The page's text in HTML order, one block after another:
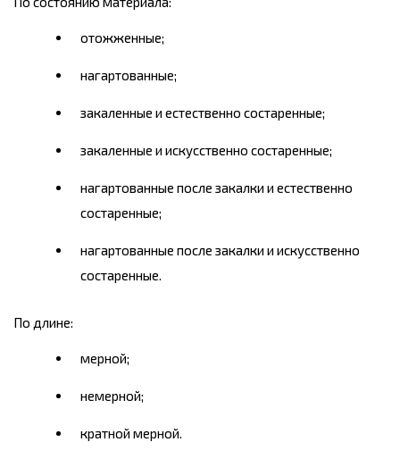
отожженные;
нагартованные;
закаленные и естественно состаренные;
закаленные и искусственно состаренные;
нагартованные после закалки и естественно
состаренные;
нагартованные после закалки и искусственно
состаренные.
По длине:
мерной;
немерной;
кратной мерной.